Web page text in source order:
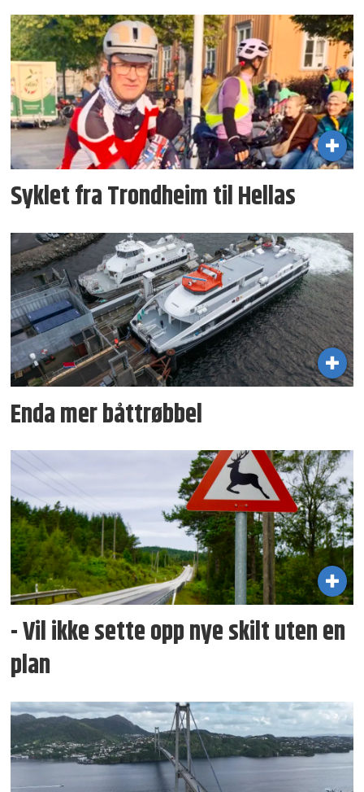
Syklet fra Trondheim til Hellas
Enda mer båttrøbbel
- Vil ikke sette opp nye skilt uten en
plan